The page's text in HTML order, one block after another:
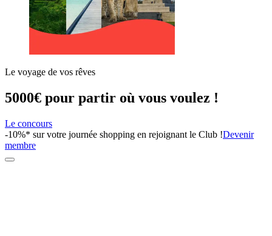
Le voyage de vos rêves
5000€ pour partir où vous voulez !
Le concours
-10%* sur votre journée shopping en rejoignant le Club !Devenir
membre